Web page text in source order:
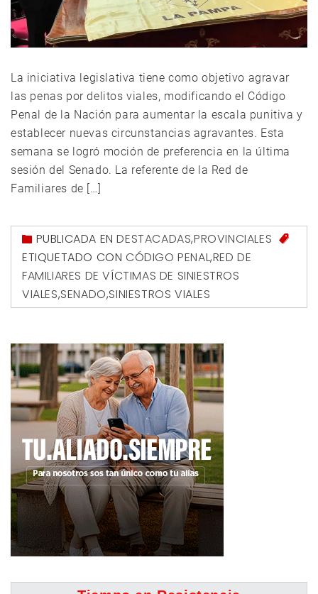
La iniciativa legislativa tiene como objetivo agravar
las penas por delitos viales, modificando el Código
Penal de la Nación para aumentar la escala punitiva y
establecer nuevas circunstancias agravantes. Esta
semana se logró moción de preferencia en la última
sesión del Senado. La referente de la Red de
Familiares de […]
PUBLICADA ENDESTACADAS,PROVINCIALES
ETIQUETADO CON CÓDIGO PENAL,RED DE
FAMILIARES DE VÍCTIMAS DE SINIESTROS
VIALES,SENADO,SINIESTROS VIALES